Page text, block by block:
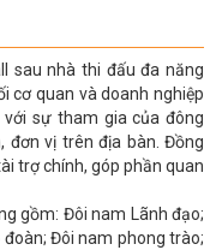
sau nhà thi đấu đa năng
cơ quan và doanh nghiệp
sự tham gia của đông
đơn vị trên địa bàn. Đồng
trợ chính, góp phần quan
gồm: Đôi nam Lãnh đạo;
Đôi nam phong trào;